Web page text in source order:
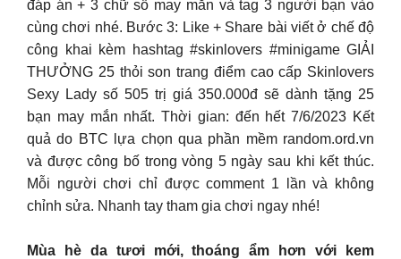
đáp án + 3 chữ số may mắn và tag 3 người bạn vào
cùng chơi nhé. Bước 3: Like + Share bài viết ở chế độ
công khai kèm hashtag #skinlovers #minigame GIẢI
THƯỞNG 25 thỏi son trang điểm cao cấp Skinlovers
Sexy Lady số 505 trị giá 350.000đ sẽ dành tặng 25
bạn may mắn nhất. Thời gian: đến hết 7/6/2023 Kết
quả do BTC lựa chọn qua phần mềm random.ord.vn
và được công bố trong vòng 5 ngày sau khi kết thúc.
Mỗi người chơi chỉ được comment 1 lần và không
chỉnh sửa. Nhanh tay tham gia chơi ngay nhé!
Mùa hè da tươi mới, thoáng ẩm hơn với kem